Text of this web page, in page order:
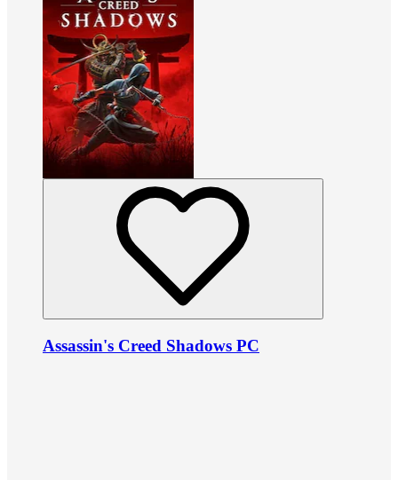
Assassin's Creed Shadows PC